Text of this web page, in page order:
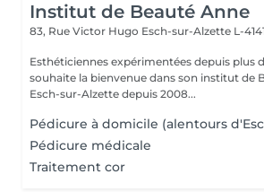
Institut de Beauté Anne
83, Rue Victor Hugo Esch-sur-Alzette L-
Esthéticiennes expérimentées depuis plus
souhaite la bienvenue dans son institut de
Esch-sur-Alzette depuis 2008...
Pédicure à domicile (alentours
Pédicure médicale
Traitement cor